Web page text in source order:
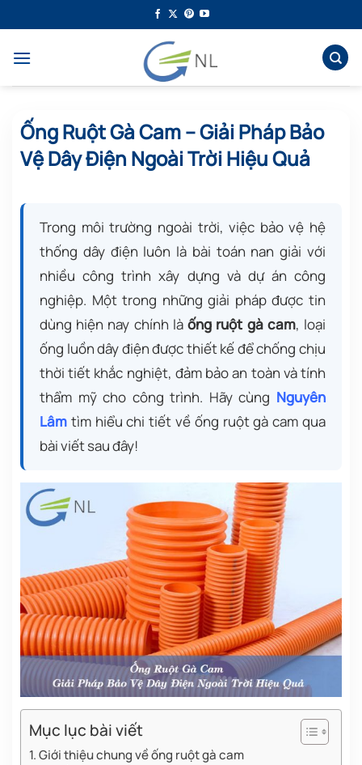
qua
dung
Ống Ruột Gà Cam – Giải Pháp Bảo
Vệ Dây Điện Ngoài Trời Hiệu Quả
Trong môi trường ngoài trời, việc bảo vệ hệ
thống dây điện luôn là bài toán nan giải với
nhiều công trình xây dựng và dự án công
nghiệp. Một trong những giải pháp được tin
dùng hiện nay chính làống ruột gà cam, loại
ống luồn dây điện được thiết kế để chống chịu
thời tiết khắc nghiệt, đảm bảo an toàn và tính
thẩm mỹ cho công trình. Hãy cùng Nguyên
Lâm tìm hiểu chi tiết về ống ruột gà cam qua
bài viết sau đây!
Mục lục bài viết
1. Giới thiệu chung về ống ruột gà cam